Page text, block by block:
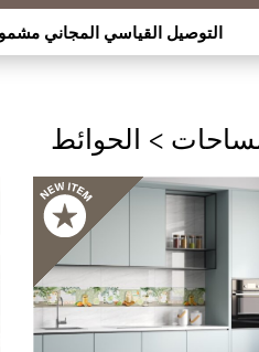
‫التوصيل القياسي المجاني
> الحوائط